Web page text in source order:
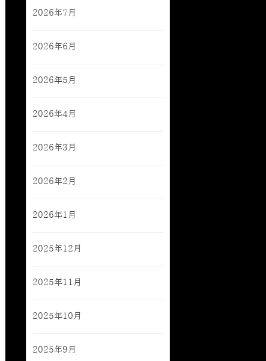
2026年7月
2026年6月
2026年5月
2026年4月
2026年3月
2026年2月
2026年1月
2025年12月
2025年11月
2025年10月
2025年9月